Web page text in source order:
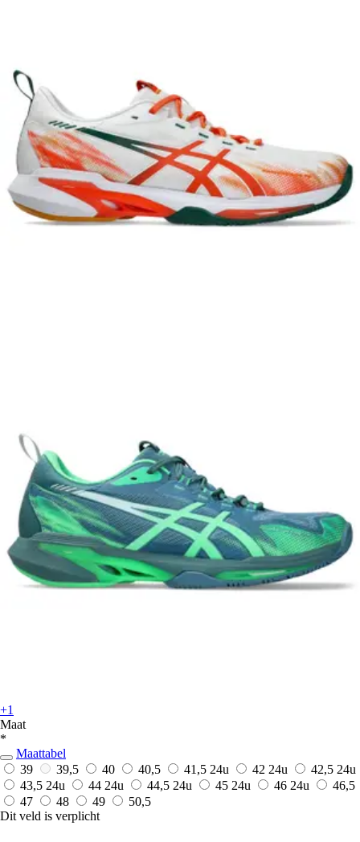
+1
Maat
*
Maattabel
39
39,5 40 40,5 41,5 24u 42 24u 42,5 24u
43,5 24u 44 24u 44,5 24u 45 24u 46 24u
46,5
47
48 49
50,5
Dit veld is verplicht